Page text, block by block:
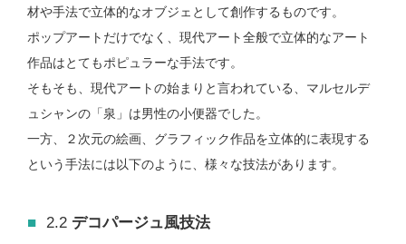
材や手法で立体的なオブジェとして創作するものです。
ポップアートだけでなく、現代アート全般で立体的なアート
作品はとてもポピュラーな手法です。
そもそも、現代アートの始まりと言われている、マルセルデ
ュシャンの「泉」は男性の小便器でした。
一方、２次元の絵画、グラフィック作品を立体的に表現する
という手法には以下のように、様々な技法があります。
2.2 デコパージュ風技法